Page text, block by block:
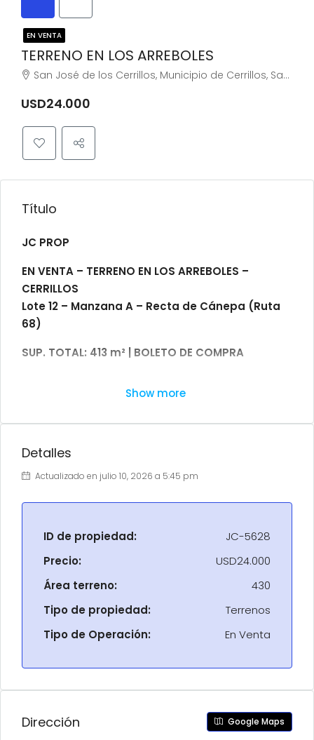
EN VENTA
TERRENO EN LOS ARREBOLES
San José de los Cerrillos, Municipio de Cerrillos, San José de los Cerrillos, Salta, 4403, Argentina
USD24.000
Título
JC PROP
EN VENTA – TERRENO EN LOS ARREBOLES –
CERRILLOS
Lote 12 – Manzana A – Recta de Cánepa (Ruta
68)
SUP. TOTAL: 413 m² | BOLETO DE COMPRA
crecimiento, ubicado sobre laRecta de Cánepa
Servicios disponibles: luz y agua
Desarrollo:Los Arreboles
Operación mediante boleto de compra
Cerrillos, cercano a desarrollos residenciales en
expansión. Ideal para proyecto de vivienda o
visita!
Show more
Detalles
Actualizado en julio 10, 2026 a 5:45 pm
ID de propiedad:
JC-5628
Precio:
USD24.000
Área terreno:
430
Tipo de propiedad:
Terrenos
Tipo de Operación:
En Venta
Dirección Google Maps